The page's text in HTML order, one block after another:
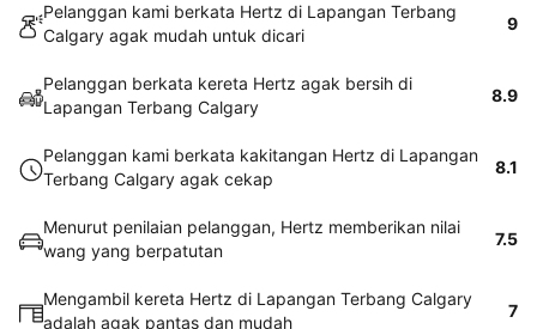
Pelanggan kami berkata Hertz di Lapangan Terbang
Calgary agak mudah untuk dicari
9
Pelanggan berkata kereta Hertz agak bersih di
Lapangan Terbang Calgary
8.9
Pelanggan kami berkata kakitangan Hertz di Lapangan
Terbang Calgary agak cekap
8.1
Menurut penilaian pelanggan, Hertz memberikan nilai
wang yang berpatutan
7.5
Mengambil kereta Hertz di Lapangan Terbang Calgary
adalah agak pantas dan mudah
7